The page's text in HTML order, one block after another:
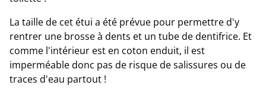
La taille de cet étui a été prévue pour permettre d'y
rentrer une brosse à dents et un tube de dentifrice. Et
comme l'intérieur est en coton enduit, il est
imperméable donc pas de risque de salissures ou de
traces d'eau partout !